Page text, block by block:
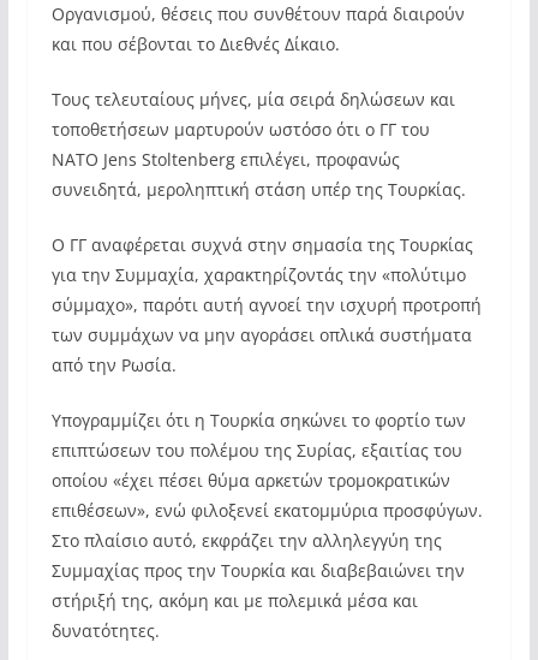
Οργανισμού, θέσεις που συνθέτουν παρά διαιρούν
και που σέβονται το Διεθνές Δίκαιο.
Τους τελευταίους μήνες, μία σειρά δηλώσεων και
τοποθετήσεων μαρτυρούν ωστόσο ότι ο ΓΓ του
NAΤΟ Jens Stoltenberg επιλέγει, προφανώς
συνειδητά, μεροληπτική στάση υπέρ της Τουρκίας.
Ο ΓΓ αναφέρεται συχνά στην σημασία της Τουρκίας
για την Συμμαχία, χαρακτηρίζοντάς την «πολύτιμο
σύμμαχο», παρότι αυτή αγνοεί την ισχυρή προτροπή
των συμμάχων να μην αγοράσει οπλικά συστήματα
από την Ρωσία.
Υπογραμμίζει ότι η Τουρκία σηκώνει το φορτίο των
επιπτώσεων του πολέμου της Συρίας, εξαιτίας του
οποίου «έχει πέσει θύμα αρκετών τρομοκρατικών
επιθέσεων», ενώ φιλοξενεί εκατομμύρια προσφύγων.
Στο πλαίσιο αυτό, εκφράζει την αλληλεγγύη της
Συμμαχίας προς την Τουρκία και διαβεβαιώνει την
στήριξή της, ακόμη και με πολεμικά μέσα και
δυνατότητες.